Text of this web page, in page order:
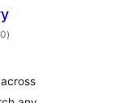
টা
মুঠ)